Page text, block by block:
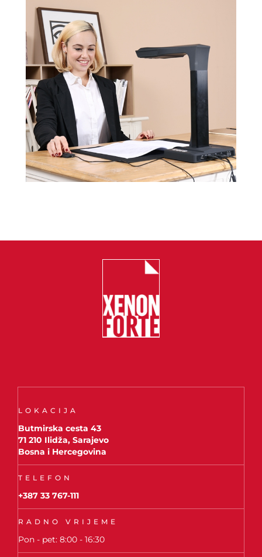
LOKACIJA
Butmirska cesta 43
71 210 Ilidža, Sarajevo
Bosna i Hercegovina
TELEFON
+387 33 767-111
RADNO VRIJEME
Pon - pet: 8:00 - 16:30